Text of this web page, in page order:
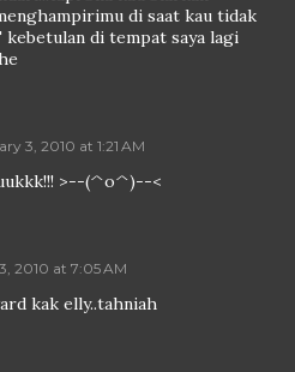
di saat kau tidak
kebetulan di tempat saya lagi
3, 2010 at 1:21 AM
>--(^o^)--<
2010 at 7:05 AM
kak elly..tahniah